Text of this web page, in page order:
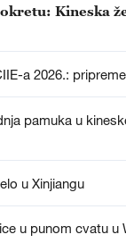
Kineska
a 2026.:
pamuka u
u Xinjiangu
u punom cvatu u